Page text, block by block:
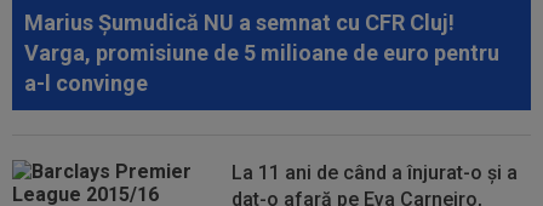
Marius Șumudică NU a semnat cu CFR Cluj!
Varga, promisiune de 5 milioane de euro pentru
a-l convinge
La 11 ani de când a înjurat-o și a
dat-o afară pe Eva Carneiro,